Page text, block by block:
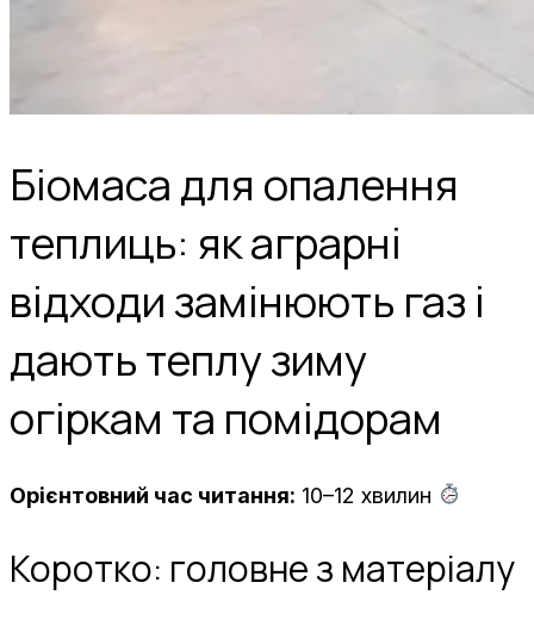
Біомаса для опалення
теплиць: як аграрні
відходи замінюють газ і
дають теплу зиму
огіркам та помідорам
Орієнтовний час читання: 10–12 хвилин
Коротко: головне з матеріалу